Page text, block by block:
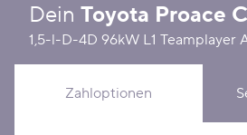
Dein Toyota Proace
1,5-l-D-4D 96kW L1 Teamplayer
Zahloptionen